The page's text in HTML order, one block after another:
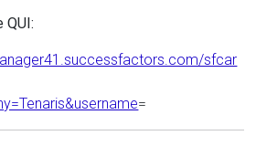
QUI:
sfcar
=